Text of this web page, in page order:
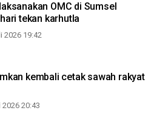
OMC di Sumsel
tekan karhutla
2026 19:42
kembali cetak sawah rakyat
20:43